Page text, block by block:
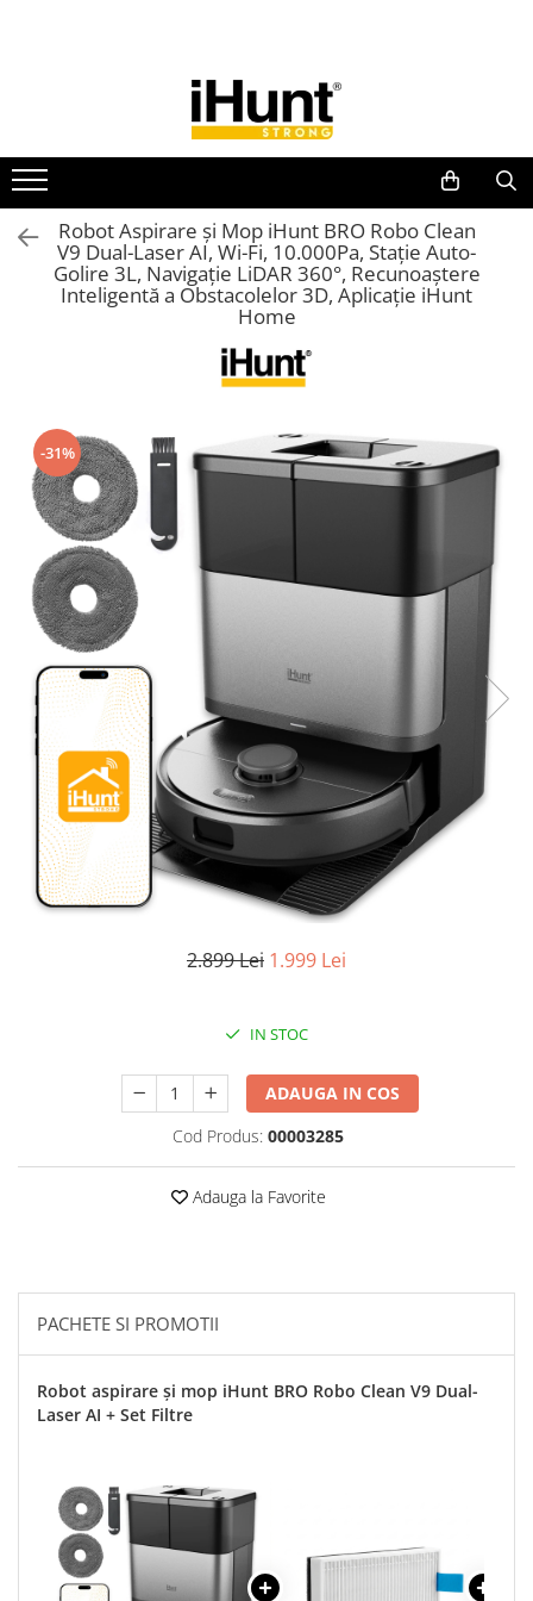
TELEFOANE & TABLETE IHUNT
Telefoane iHunt
Smartphone
Telefoane Rezistente
Telefoane Butoane
Boxe Portabile
Smartwatch
Accesorii smartwatch
ELECTROCASNICE
Aparate de Gătit
Oală sub Presiune
Slow Cooker
Grătar Grill
Gătit cu Aburi
Storcător
Deshidratoare
Blender
Aparate de Cafea
Aspiratoare Verticale
Friteuze Aer Cald / Air Fryer
Mașini de Spălat
Mașini de Spălat Rufe
Roboți Gradină
Coșuri de gunoi
INGRIJIRE PERSONALA
Uscătoare de Păr
Plăci de Îndreptat Părul
Sigurante inteligente
Camere de supraveghere
Climatizare
Robot Aspirare și Mop iHunt BRO Robo Clean
V9 Dual-Laser AI, Wi-Fi, 10.000Pa, Stație Auto-
Golire 3L, Navigație LiDAR 360°, Recunoaștere
Inteligentă a Obstacolelor 3D, Aplicație iHunt
Home
-31%
2.899 Lei 1.999 Lei
IN STOC
ADAUGA IN COS
Cod Produs: 00003285
Adauga la Favorite
PACHETE SI PROMOTII
Robot aspirare și mop iHunt BRO Robo Clean V9 Dual-
Laser AI + Set Filtre